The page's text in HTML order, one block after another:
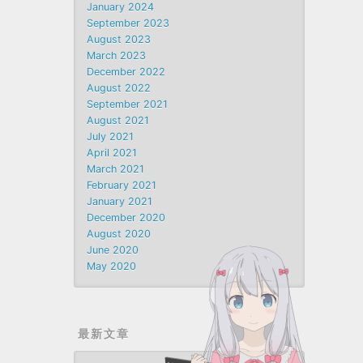
January 2024
September 2023
August 2023
March 2023
December 2022
August 2022
September 2021
August 2021
July 2021
April 2021
March 2021
February 2021
January 2021
December 2020
August 2020
June 2020
May 2020
最新文章